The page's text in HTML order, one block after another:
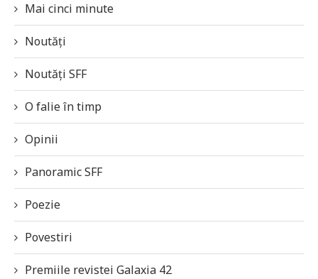
Mai cinci minute
Noutăți
Noutăți SFF
O falie în timp
Opinii
Panoramic SFF
Poezie
Povestiri
Premiile revistei Galaxia 42